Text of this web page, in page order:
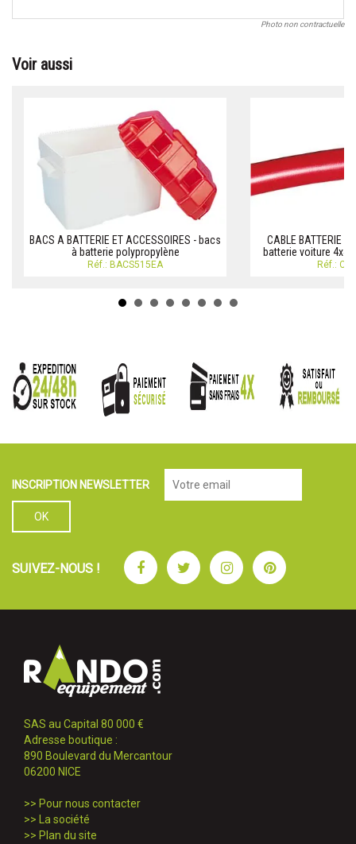
Photo non contractuelle
Voir aussi
BACS A BATTERIE ET ACCESSOIRES - bacs
à batterie polypropylène
Réf.: BACS515EA
CABLE BATTERIE
batterie voiture 4x4
Réf.:
INSCRIPTION NEWSLETTER
SUIVEZ-NOUS ! FacebookTwitterInstagramPinterest
SAS au Capital 80 000 €
Adresse boutique :
890 Boulevard du Mercantour
06200 NICE
>> Pour nous contacter
>>
La société
>> Plan du site